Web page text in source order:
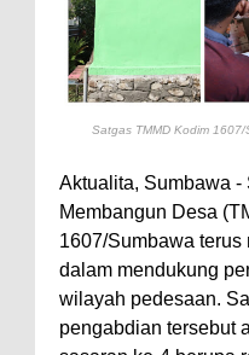
Satgas TMMD Kodim
Aktualita, Sumbawa -
Membangun Desa
1607/Sumbawa
dalam mendukung
wilayah pedesaan.
pengabdian tersebut